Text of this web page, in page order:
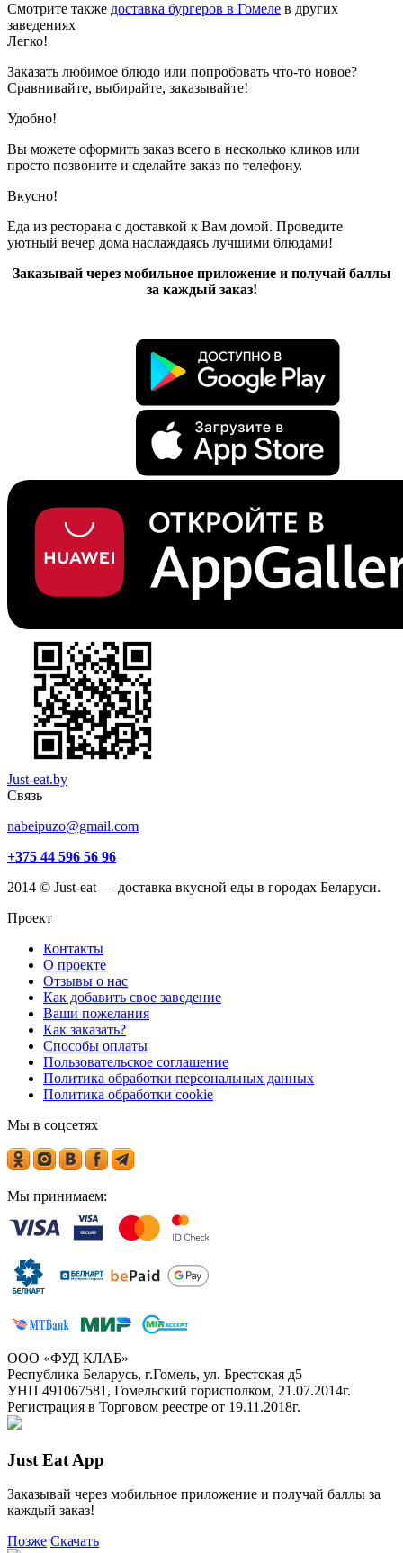
Смотрите также доставка бургеров в Гомеле в других
заведениях
Легко!
Заказать любимое блюдо или попробовать что-то новое?
Сравнивайте, выбирайте, заказывайте!
Удобно!
Вы можете оформить заказ всего в несколько кликов или
просто позвоните и сделайте заказ по телефону.
Вкусно!
Еда из ресторана с доставкой к Вам домой. Проведите
уютный вечер дома наслаждаясь лучшими блюдами!
Заказывай через мобильное приложение и получай баллы
за каждый заказ!
Just-eat.by
Связь
nabeipuzo@gmail.com
+375 44 596 56 96
2014 © Just-eat — доставка вкусной еды в городах Беларуси.
Проект
Контакты
О проекте
Отзывы о нас
Как добавить свое заведение
Ваши пожелания
Как заказать?
Способы оплаты
Пользовательское соглашение
Политика обработки персональных данных
Политика обработки cookie
Мы в соцсетях
Мы принимаем:
ООО «ФУД КЛАБ»
Республика Беларусь, г.Гомель, ул. Брестская д5
УНП 491067581, Гомельский горисполком, 21.07.2014г.
Регистрация в Торговом реестре от 19.11.2018г.
Just Eat App
Заказывай через мобильное приложение и получай баллы за
каждый заказ!
Позже Скачать